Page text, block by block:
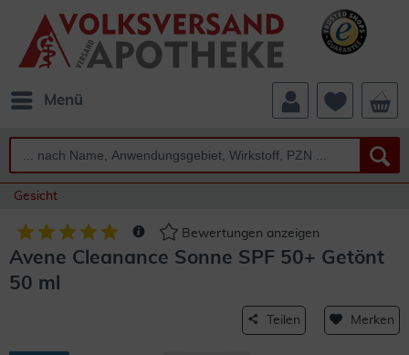
Menü
Gesicht
Bewertungen anzeigen
Avene Cleanance Sonne SPF 50+ Getönt
50 ml
Teilen Merken